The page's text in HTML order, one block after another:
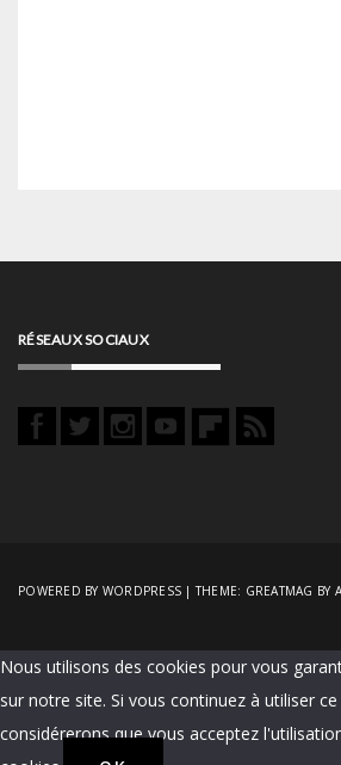
RÉSEAUX SOCIAUX
POWERED BY WORDPRESS |THEME: GREATMAG BY
Nous utilisons des cookies pour vous
sur notre site. Si vous continuez à utiliser
considérerons que vous acceptez